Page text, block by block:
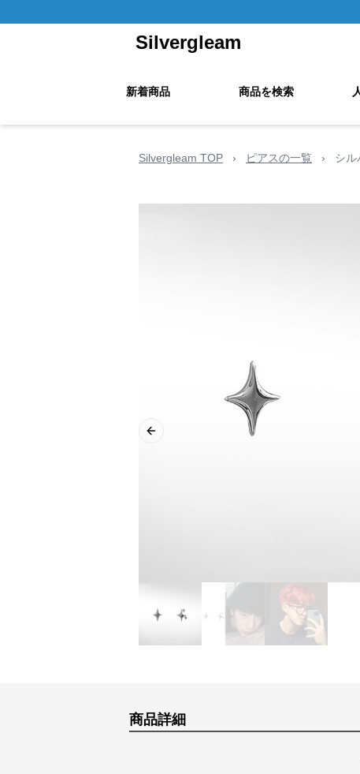
Silvergleam
新着商品 商品を検索
Silvergleam TOP › ピアスの一覧 › シル
Previous slide
商品詳細